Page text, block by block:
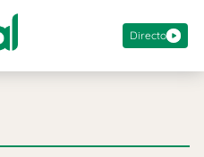
Directo